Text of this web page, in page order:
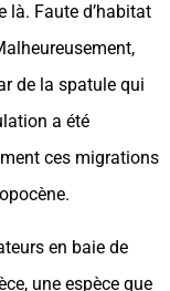
là. Faute d’habitat
de la spatule qui
a été
ces migrations
en baie de
une espèce que